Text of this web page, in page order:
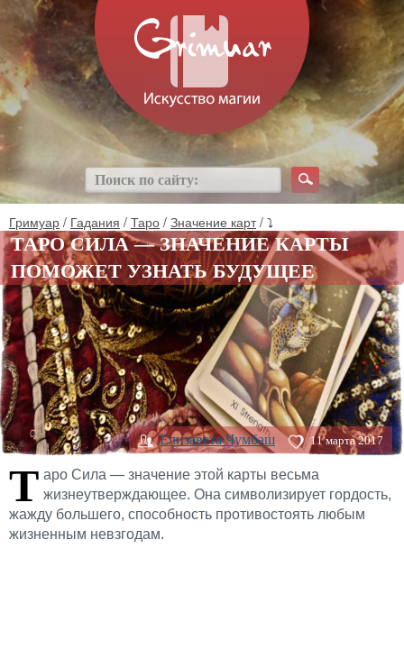
Гримуар / Гадания / Таро / Значение карт/ ⤵
ТАРО СИЛА — ЗНАЧЕНИЕ КАРТЫ
ПОМОЖЕТ УЗНАТЬ БУДУЩЕЕ
Елизавета Чумбаш 11 марта 2017
Т аро Сила — значение этой карты весьма
жизнеутверждающее. Она символизирует гордость,
жажду большего, способность противостоять любым
жизненным невзгодам.